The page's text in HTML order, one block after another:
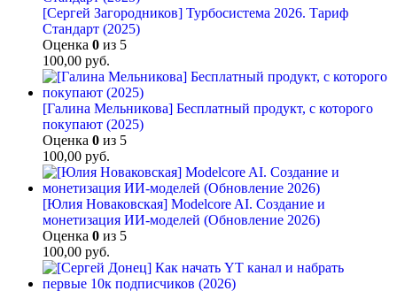
[Сергей Загородников] Турбосистема 2026. Тариф
Стандарт (2025)
Оценка 0 из 5
100,00 руб.
[Галина Мельникова] Бесплатный продукт, с которого
покупают (2025)
Оценка 0 из 5
100,00 руб.
[Юлия Новаковская] Modelcore AI. Создание и
монетизация ИИ-моделей (Обновление 2026)
Оценка 0 из 5
100,00 руб.